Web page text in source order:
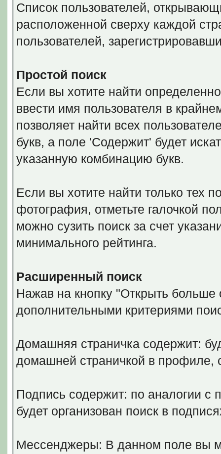
Список пользователей,
расположенной сверху каждой
пользователей,
Простой поиск
Если вы хотите найти
ввести имя пользователя в
позволяет найти всех
букв, а поле 'Содержит' будет
указанную комбинацию букв.
Если вы хотите найти только тех
фотография, отметьте галочкой
можно сузить поиск за счет
минимального рейтинга.
Расширенный поиск
Нажав на кнопку "Открыть
дополнительными критериями
Домашняя страничка содержит:
домашней страничкой в
Подпись содержит: по аналогии с
будет организован поиск в
Мессенджеры: В данном поле вы